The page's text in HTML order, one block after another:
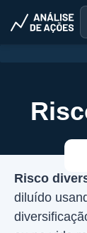
Risco
diluído